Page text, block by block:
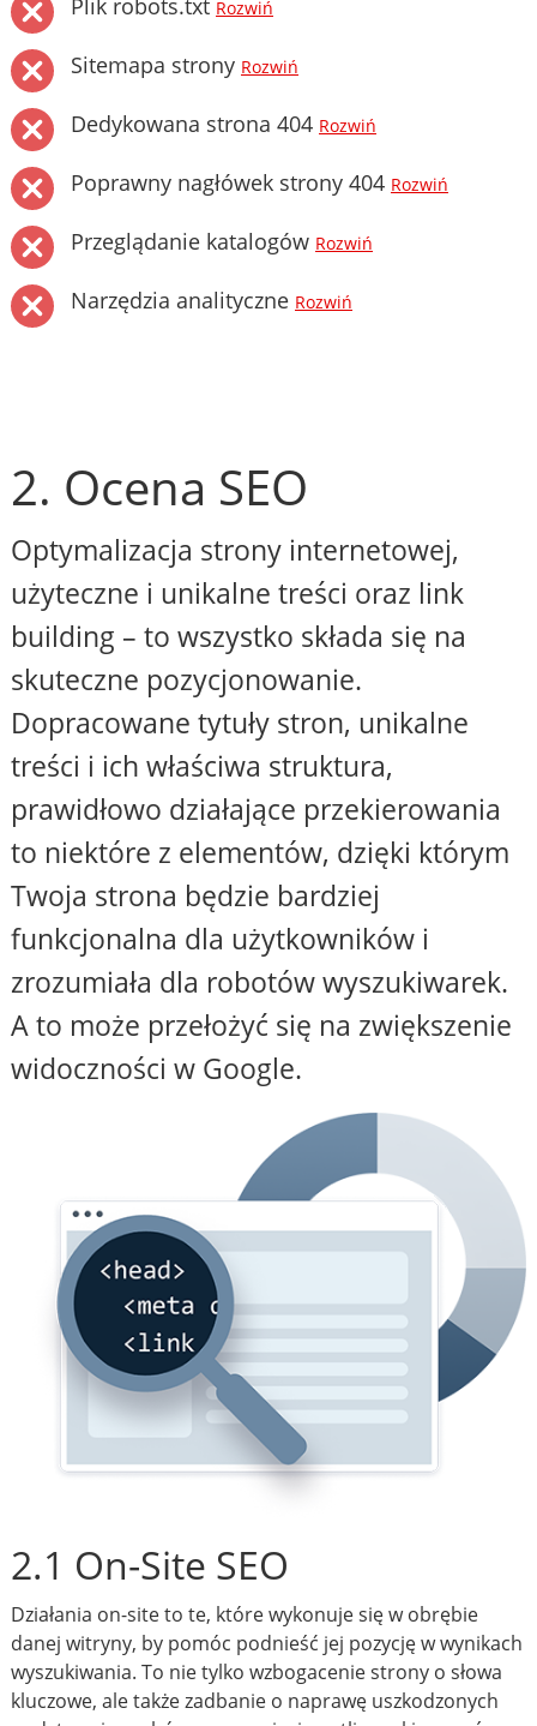
Plik robots.txt Rozwiń
Sitemapa strony Rozwiń
Dedykowana strona 404 Rozwiń
Poprawny nagłówek strony 404 Rozwiń
Przeglądanie katalogów Rozwiń
Narzędzia analityczne Rozwiń
2. Ocena SEO
Optymalizacja strony internetowej,
użyteczne i unikalne treści oraz link
building – to wszystko składa się na
skuteczne pozycjonowanie.
Dopracowane tytuły stron, unikalne
treści i ich właściwa struktura,
prawidłowo działające przekierowania
to niektóre z elementów, dzięki którym
Twoja strona będzie bardziej
funkcjonalna dla użytkowników i
zrozumiała dla robotów wyszukiwarek.
A to może przełożyć się na zwiększenie
widoczności w Google.
2.1 On-Site SEO
Działania on-site to te, które wykonuje się w obrębie
danej witryny, by pomóc podnieść jej pozycję w wynikach
wyszukiwania. To nie tylko wzbogacenie strony o słowa
kluczowe, ale także zadbanie o naprawę uszkodzonych